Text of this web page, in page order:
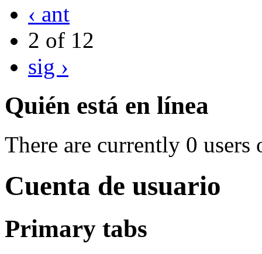
‹ ant
2 of 12
sig ›
Quién está en línea
There are currently 0 users
Cuenta de usuario
Primary tabs